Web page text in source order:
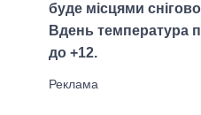
буде місцями
Вдень температура
до +12.